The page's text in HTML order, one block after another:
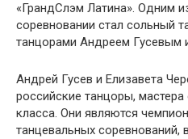
«ГрандСлэм Латина». Одним
соревновании стал сольный
танцорами Андреем Гусевым
Андрей Гусев и Елизавета
российские танцоры,
класса. Они являются
танцевальных соревнований,